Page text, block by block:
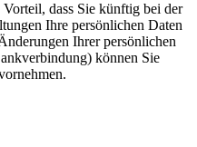
dass Sie künftig bei der
Ihre persönlichen Daten
Ihrer persönlichen
können Sie